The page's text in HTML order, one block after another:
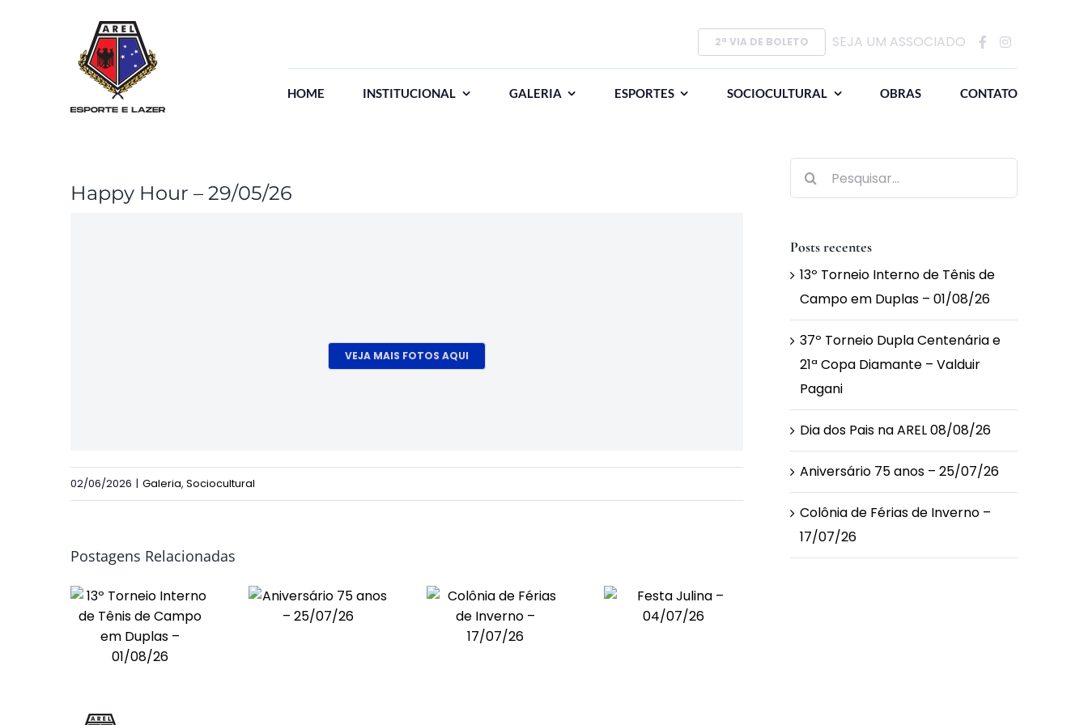
2ª VIA DE BOLETO SEJA UM ASSOCIADO
HOME INSTITUCIONAL GALERIA ESPORTES SOCIOCULTURAL OBRAS CONTATO
Larger
Happy Hour – 29/05/26
VEJA MAIS FOTOS AQUI
02/06/2026 | Galeria, Sociocultural
Postagens Relacionadas
Buscar
resultados
Posts recentes
13º Torneio Interno de Tênis de
Campo em Duplas – 01/08/26
37º Torneio Dupla Centenária e
21ª Copa Diamante – Valduir
Pagani
Dia dos Pais na AREL 08/08/26
Aniversário 75 anos – 25/07/26
Colônia de Férias de Inverno –
17/07/26